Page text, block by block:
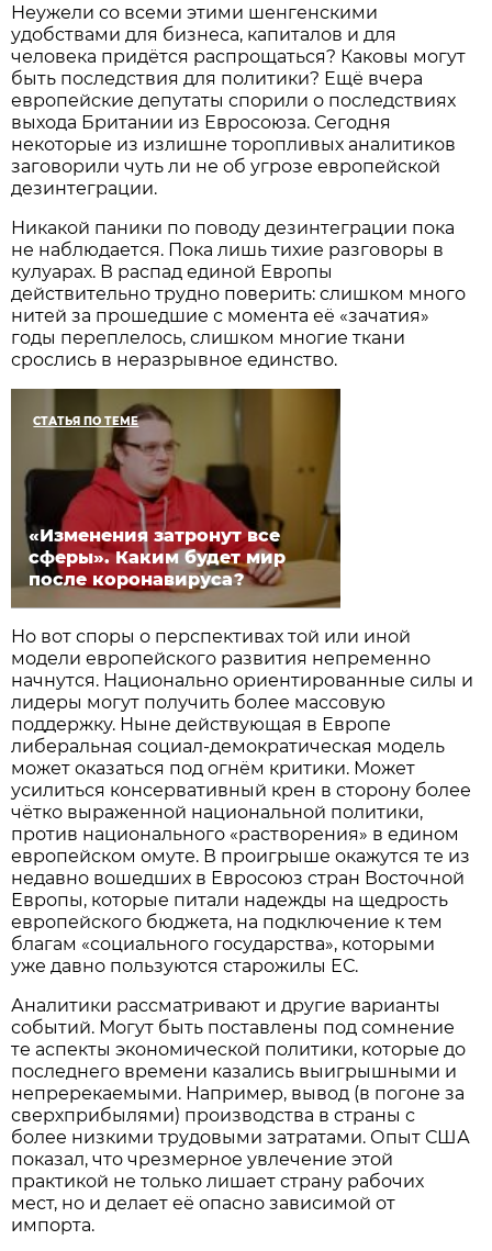
Неужели со всеми этими шенгенскими
удобствами для бизнеса, капиталов и для
человека придётся распрощаться? Каковы могут
быть последствия для политики? Ещё вчера
европейские депутаты спорили о последствиях
выхода Британии из Евросоюза. Сегодня
некоторые из излишне торопливых аналитиков
заговорили чуть ли не об угрозе европейской
дезинтеграции.
Никакой паники по поводу дезинтеграции пока
не наблюдается. Пока лишь тихие разговоры в
кулуарах. В распад единой Европы
действительно трудно поверить: слишком много
нитей за прошедшие с момента её «зачатия»
годы переплелось, слишком многие ткани
срослись в неразрывное единство.
СТАТЬЯ ПО ТЕМЕ
«Изменения затронут все
сферы». Каким будет мир
после коронавируса?
Но вот споры о перспективах той или иной
модели европейского развития непременно
начнутся. Национально ориентированные силы и
лидеры могут получить более массовую
поддержку. Ныне действующая в Европе
либеральная социал-демократическая модель
может оказаться под огнём критики. Может
усилиться консервативный крен в сторону более
чётко выраженной национальной политики,
против национального «растворения» в едином
европейском омуте. В проигрыше окажутся те из
недавно вошедших в Евросоюз стран Восточной
Европы, которые питали надежды на щедрость
европейского бюджета, на подключение к тем
благам «социального государства», которыми
уже давно пользуются старожилы ЕС.
Аналитики рассматривают и другие варианты
событий. Могут быть поставлены под сомнение
те аспекты экономической политики, которые до
последнего времени казались выигрышными и
непререкаемыми. Например, вывод (в погоне за
сверхприбылями) производства в страны с
более низкими трудовыми затратами. Опыт США
показал, что чрезмерное увлечение этой
практикой не только лишает страну рабочих
мест, но и делает её опасно зависимой от
импорта.